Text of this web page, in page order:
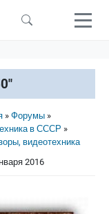
навигации
Форумы
в СССР
видеотехника
2016